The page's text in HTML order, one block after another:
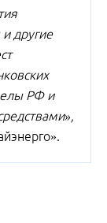
другие
РФ и